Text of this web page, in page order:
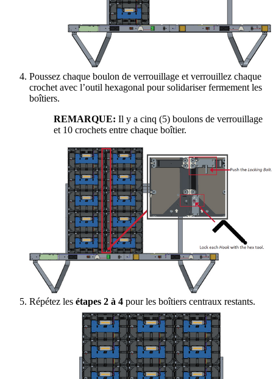
Poussez chaque boulon de verrouillage et verrouillez chaque
crochet avec l’outil hexagonal pour solidariser fermement les
boîtiers.
REMARQUE: Il y a cinq (5) boulons de verrouillage
et 10 crochets entre chaque boîtier.
Répétez les étapes 2 à 4 pour les boîtiers centraux restants.